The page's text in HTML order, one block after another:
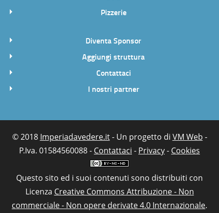
Pizzerie
Diventa Sponsor
Aggiungi struttura
Contattaci
I nostri partner
© 2018 Imperiadavedere.it- Un progetto di VM Web -
P.Iva. 01584560088 - Contattaci - Privacy- Cookies
Questo sito ed i suoi contenuti sono distribuiti con
Licenza Creative Commons Attribuzione - Non
commerciale - Non opere derivate 4.0 Internazionale.